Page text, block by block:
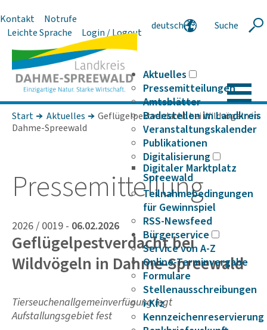
Kontakt
Notrufe
Leichte Sprache
Login / Logout
deutsch
Suche
Aktuelles
Pressemitteilungen
Amtsblätter
Badestellen im Landkreis
Veranstaltungskalender
Publikationen
Digitalisierung
Digitaler Marktplatz
Spreewald
Teilnahmebedingungen
für Gewinnspiel
RSS-Newsfeed
Bürgerservice
Service von A-Z
Online-Terminvergabe
Formulare
Stellenausschreibungen
i-Kfz
Kennzeichenreservierung
Start Aktuelles
Geflügelpestverdacht bei Wildvögeln in
Dahme-Spreewald
Pres­se­mit­tei­lung
2026 / 0019 - 06.02.2026
Geflügelpestverdacht bei
Wildvögeln in Dahme-Spreewald
Tierseuchenallgemeinverfügung legt
Aufstallungsgebiet fest